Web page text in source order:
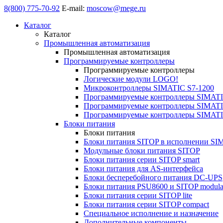
8(800) 775-70-92 E-mail: moscow@mege.ru
Каталог
Каталог
Промышленная автоматизация
Промышленная автоматизация
Программируемые контроллеры
Программируемые контроллеры
Логические модули LOGO!
Микроконтроллеры SIMATIC S7-1200
Программируемые контроллеры
Программируемые контроллеры
Программируемые контроллеры
Блоки питания
Блоки питания
Блоки питания SITOP в исполнении
Модульные блоки питания SITOP
Блоки питания серии SITOP smart
Блоки питания для AS-интерфейса
Блоки бесперебойного питания DC-UPS
Блоки питания PSU8600 и SITOP
Блоки питания серии SITOP lite
Блоки питания серии SITOP compact
Специальное исполнение и назначение